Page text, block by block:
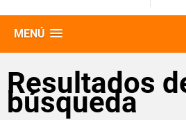
MENÚ
Resultados
búsqueda